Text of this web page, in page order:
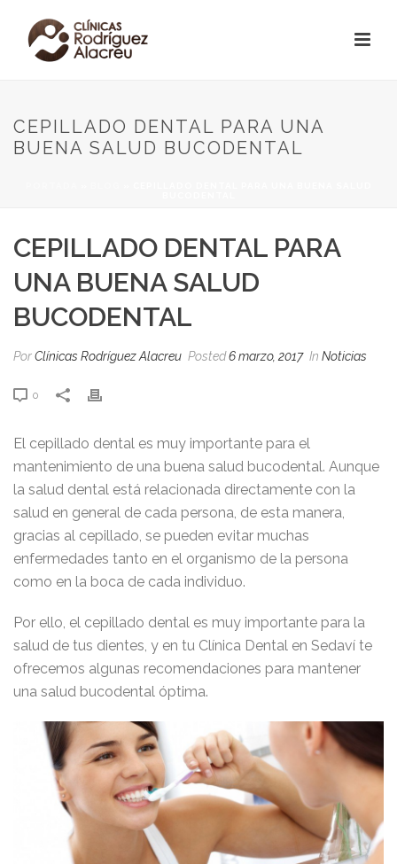
CEPILLADO DENTAL PARA UNA
BUENA SALUD BUCODENTAL
CEPILLADO DENTAL PARA
UNA BUENA SALUD
BUCODENTAL
PorClínicas Rodríguez Alacreu Posted6 marzo, 2017 In Noticias
0
El cepillado dental es muy importante para el
mantenimiento de una buena salud bucodental. Aunque
la salud dental está relacionada directamente con la
salud en general de cada persona, de esta manera,
gracias al cepillado, se pueden evitar muchas
enfermedades tanto en el organismo de la persona
como en la boca de cada individuo.
Por ello, el cepillado dental es muy importante para la
salud de tus dientes, y en tu Clínica Dental en Sedaví te
ofrecemos algunas recomendaciones para mantener
una salud bucodental óptima.